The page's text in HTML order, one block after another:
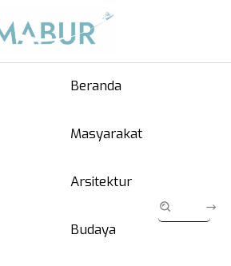
Beranda
Masyarakat
Arsitektur
Budaya